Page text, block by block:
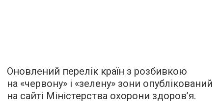
Оновлений перелік країн з розбивкою
на «червону» і «зелену» зони опублікований
на сайті Міністерства охорони здоров’я.